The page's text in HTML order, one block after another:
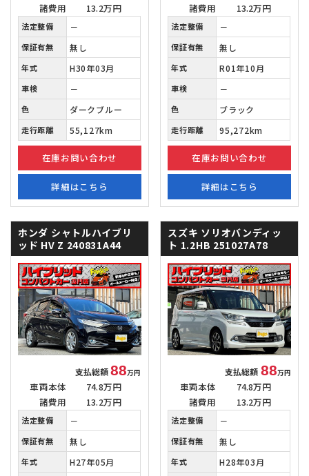
諸費用
13.2万円
法定整備 －
保証有無 無し
年式 H30年03月
車検 －
色 ダークブルー
走行距離 55,127km
在庫お問い合わせ
詳細はこちら
諸費用
13.2万円
法定整備 －
保証有無 無し
年式 R01年10月
車検 －
色 ブラック
走行距離 95,272km
在庫お問い合わせ
詳細はこちら
ホンダ シャトルハイブリ
ッド HV Z 240831A44
支払総額88万円
車両本体
74.8万円
諸費用
13.2万円
法定整備 －
保証有無 無し
年式 H27年05月
スズキ ソリオバンディッ
ト 1.2HB 251027A78
支払総額 88万円
車両本体
74.8万円
諸費用
13.2万円
法定整備 －
保証有無 無し
年式 H28年03月